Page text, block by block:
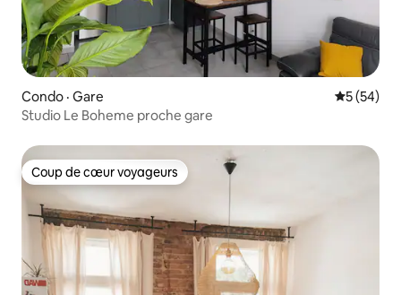
Condo · Gare Note
5 (54)
Studio Le Boheme proche gare
Coup de cœur voyageurs
Coup de cœur voyageurs